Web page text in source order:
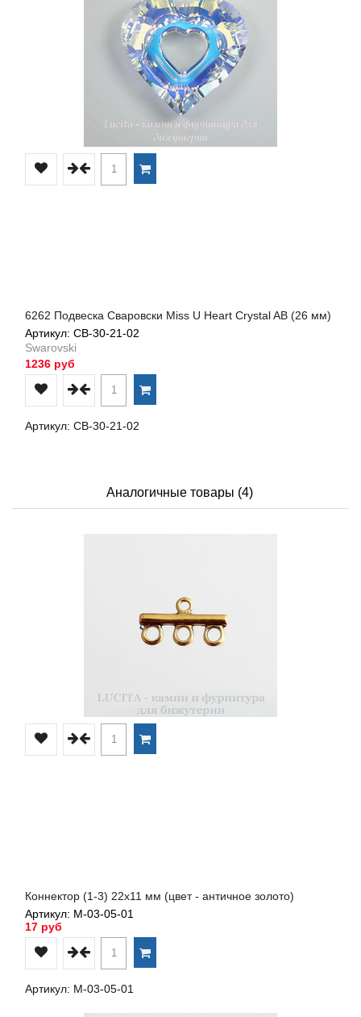
6262 Подвеска Сваровски Miss U Heart Crystal AB (26 мм)
Артикул: СВ-30-21-02
Swarovski
1236 руб
Артикул: СВ-30-21-02
Аналогичные товары (4)
Коннектор (1-3) 22х11 мм (цвет - античное золото)
Артикул: М-03-05-01
17 руб
Артикул: М-03-05-01